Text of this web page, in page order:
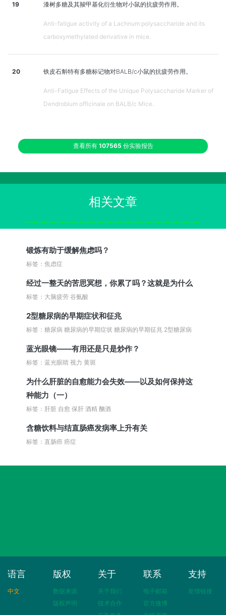
19 漆树多糖及其羧甲基化衍生物对小鼠的抗疲劳作用。
Anti-fatigue activity of a Lachnum polysaccharide and its
carboxymethylated derivative in mice.
20 铁皮石斛特有多糖标记物对BALB/c小鼠的抗疲劳作用。
Anti-Fatigue Effects of the Unique Polysaccharide Marker of
Dendrobium officinale on BALB/c Mice.
查看所有 107565 份实验报告
相关文章
锻炼有助于缓解焦虑吗？
标签：焦虑症
经过一整天的苦思冥想，你累了吗？这就是为什么
标签：大脑疲劳 谷氨酸
2型糖尿病的早期症状和征兆
标签：糖尿病 糖尿病的早期症状 糖尿病的早期征兆 2型糖尿病
蓝光眼镜——有用还是只是炒作？
标签：蓝光眼睛 视力 黄斑
为什么肝脏的自愈能力会失效——以及如何保持这
种能力（一）
标签：肝脏 自愈 保肝 酒精 酗酒
含糖饮料与结直肠癌发病率上升有关
标签：直肠癌 癌症
语言
中文
版权
数据来源
版权声明
关于
关于我们
技术合作
联系
电子邮箱
官方微博
支持
友情链接